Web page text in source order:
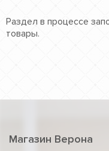
Раздел в процессе
товары.
Магазин Верона